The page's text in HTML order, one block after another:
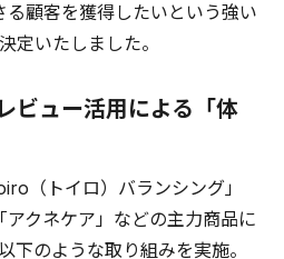
顧客を獲得したいという強い
定いたしました。
ビュー活用による「体
（トイロ）バランシング」
アクネケア」などの主力商品に
下のような取り組みを実施。